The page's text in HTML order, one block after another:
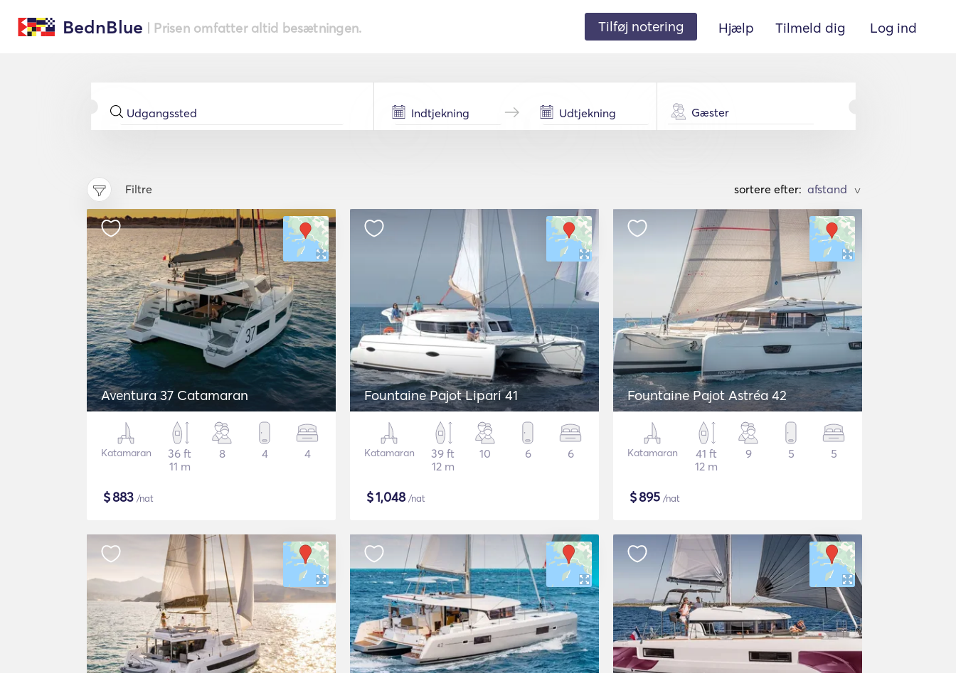
BednBlue | Prisen omfatter altid besætningen. Tilføj notering Hjælp Tilmeld dig Log ind
Gæster
Filtre sortere efter: >
Aventura 37 Catamaran
Katamaran
36 ft
11 m
8 4 4
$883 /nat
Fountaine Pajot Lipari 41
Katamaran
39 ft
12 m
10 6 6
$1,048/nat
Fountaine Pajot Astréa 42
Katamaran
41 ft
12 m
9 5 5
$895 /nat